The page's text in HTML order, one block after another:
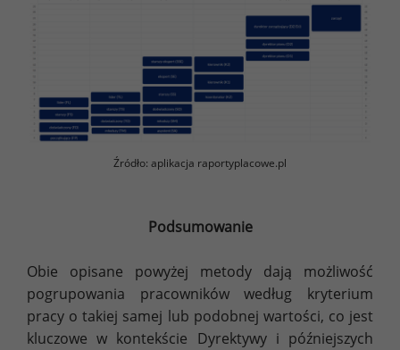
Źródło: aplikacja raportyplacowe.pl
Podsumowanie
Obie opisane powyżej metody dają możliwość
pogrupowania pracowników według kryterium
pracy o takiej samej lub podobnej wartości, co jest
kluczowe w kontekście Dyrektywy i późniejszych